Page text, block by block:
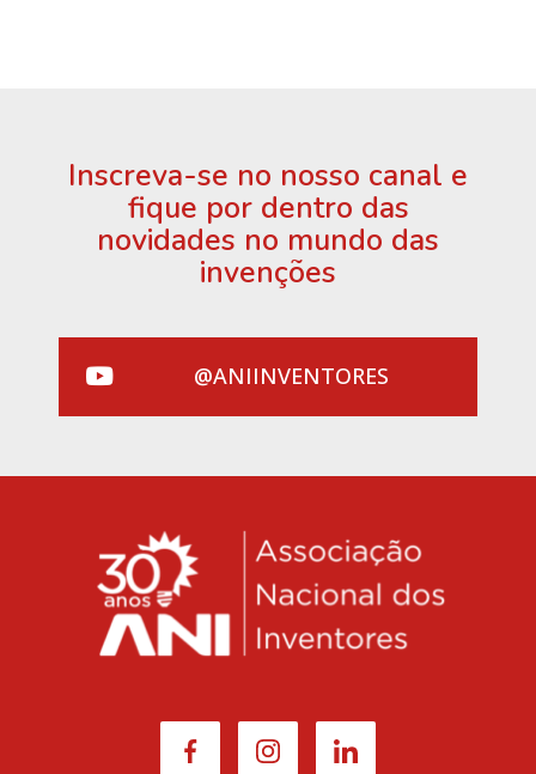
Inscreva-se no nosso canal e
fique por dentro das
novidades no mundo das
invenções
@ANIINVENTORES